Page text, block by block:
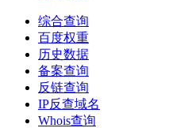
综合查询
百度权重
历史数据
备案查询
反链查询
IP反查域名
Whois查询